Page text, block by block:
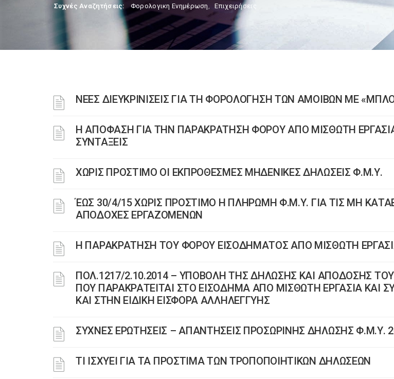
Συχνές Αναζητήσεις: Φορολογικη Ενημέρωση, Επιχειρήσεις
ΝΕΕΣ ΔΙΕΥΚΡΙΝΙΣΕΙΣ ΓΙΑ ΤΗ ΦΟΡΟΛΟΓΗΣΗ ΤΩΝ ΑΜΟΙΒΩΝ ΜΕ
Η ΑΠΟΦΑΣΗ ΓΙΑ ΤΗΝ ΠΑΡΑΚΡΑΤΗΣΗ ΦΟΡΟΥ ΑΠΟ ΜΙΣΘΩΤΗ
ΣΥΝΤΑΞΕΙΣ
ΧΩΡΙΣ ΠΡΟΣΤΙΜΟ ΟΙ ΕΚΠΡΟΘΕΣΜΕΣ ΜΗΔΕΝΙΚΕΣ ΔΗΛΩΣΕΙΣ Φ.Μ.Υ.
ΈΩΣ 30/4/15 ΧΩΡΙΣ ΠΡΟΣΤΙΜΟ Η ΠΛΗΡΩΜΗ Φ.Μ.Υ. ΓΙΑ ΤΙΣ ΜΗ
ΑΠΟΔΟΧΕΣ ΕΡΓΑΖΟΜΕΝΩΝ
Η ΠΑΡΑΚΡΑΤΗΣΗ ΤΟΥ ΦΟΡΟΥ ΕΙΣΟΔΗΜΑΤΟΣ ΑΠΟ ΜΙΣΘΩΤΗ
ΠΟΛ.1217/2.10.2014 – ΥΠΟΒΟΛΗ ΤΗΣ ΔΗΛΩΣΗΣ ΚΑΙ ΑΠΟΔΟΣΗΣ
ΠΟΥ ΠΑΡΑΚΡΑΤΕΙΤΑΙ ΣΤΟ ΕΙΣΟΔΗΜΑ ΑΠΟ ΜΙΣΘΩΤΗ ΕΡΓΑΣΙΑ ΚΑΙ
ΚΑΙ ΣΤΗΝ ΕΙΔΙΚΗ ΕΙΣΦΟΡΑ ΑΛΛΗΛΕΓΓΥΗΣ
ΣΥΧΝΕΣ ΕΡΩΤΗΣΕΙΣ – ΑΠΑΝΤΗΣΕΙΣ ΠΡΟΣΩΡΙΝΗΣ ΔΗΛΩΣΗΣ Φ.Μ.Υ.
ΤΙ ΙΣΧΥΕΙ ΓΙΑ ΤΑ ΠΡΟΣΤΙΜΑ ΤΩΝ ΤΡΟΠΟΠΟΙΗΤΙΚΩΝ ΔΗΛΩΣΕΩΝ